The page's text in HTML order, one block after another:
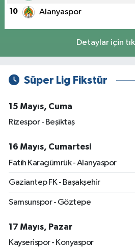
10 Alanyaspor
Detaylar için
Süper Lig Fikstür
15 Mayıs, Cuma
Rizespor - Beşiktaş
16 Mayıs, Cumartesi
Fatih Karagümrük - Alanyaspor
Gaziantep FK - Başakşehir
Samsunspor - Göztepe
17 Mayıs, Pazar
Kayserispor - Konyaspor